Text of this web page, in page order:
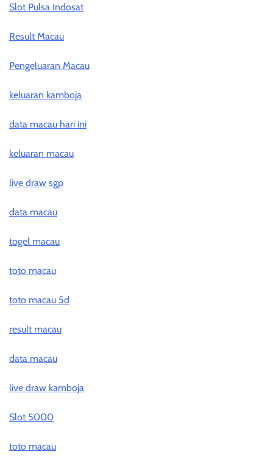
Slot Pulsa Indosat
Result Macau
Pengeluaran Macau
keluaran kamboja
data macau hari ini
keluaran macau
live draw sgp
data macau
togel macau
toto macau
toto macau 5d
result macau
data macau
live draw kamboja
Slot 5000
toto macau